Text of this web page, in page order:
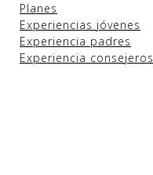
Planes
Experiencias jóvenes
Experiencia padres
Experiencia consejeros